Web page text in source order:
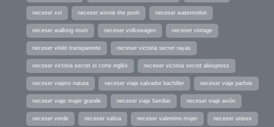
neceser xxl neceser winnie the pooh neceser watermelon
neceser walking mum neceser volkswagen neceser vintage
neceser vinilo transparente neceser victoria secret rayas
neceser victoria secret el corte inglés neceser victoria secret aliexpress
neceser viajero natura neceser viaje salvador bachiller neceser viaje parfois
neceser viaje mujer grande neceser viaje familiar neceser viaje avión
neceser verde neceser valisa neceser valentino mujer neceser unisex